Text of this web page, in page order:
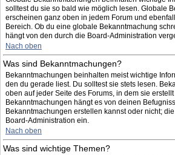
solltest du sie so bald wie möglich lesen. Globale
erscheinen ganz oben in jedem Forum und
Bereich. Ob du eine globale Bekanntmachung
hängt von den durch die Board-Administration
Nach oben
Was sind Bekanntmachungen?
Bekanntmachungen beinhalten meist wichtige
den du gerade liest. Du solltest sie stets lesen.
oben auf jeder Seite des Forums, in dem sie
Bekanntmachungen hängt es von deinen
Bekanntmachungen erstellen kannst oder nicht;
Board-Administration ein.
Nach oben
Was sind wichtige Themen?